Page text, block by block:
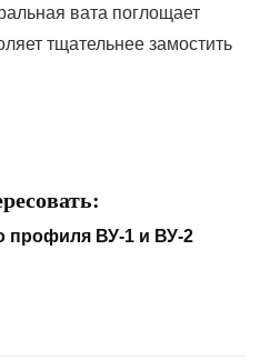
вата поглощает
тщательнее замостить
профиля ВУ-1 и ВУ-2